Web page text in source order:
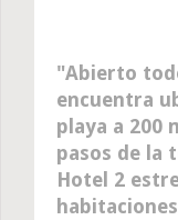
Abierto
encuentra
playa a 200
pasos de la
Hotel 2